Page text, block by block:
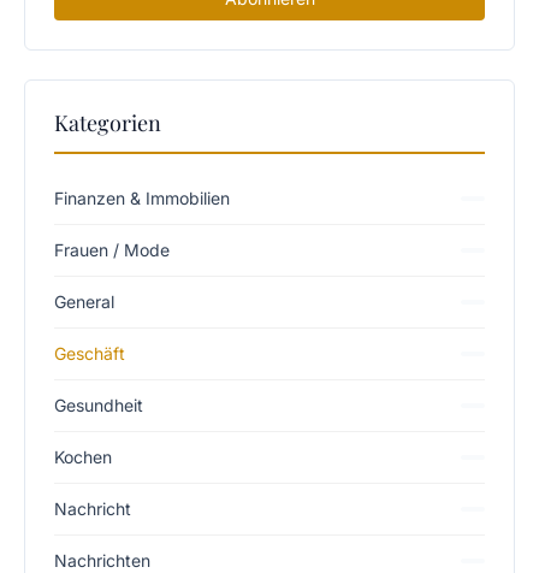
Kategorien
Finanzen & Immobilien
Frauen / Mode
General
Geschäft
Gesundheit
Kochen
Nachricht
Nachrichten